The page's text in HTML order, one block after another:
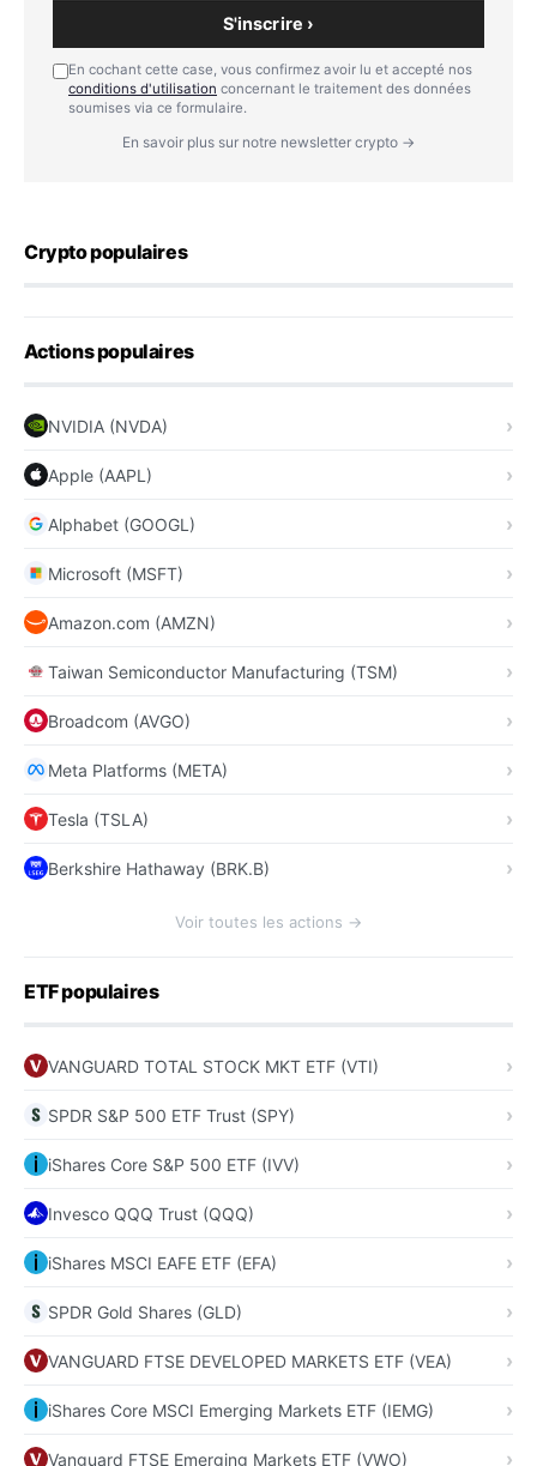
S'inscrire ›
En cochant cette case, vous confirmez avoir lu et accepté nos
conditions d'utilisation concernant le traitement des données
soumises via ce formulaire.
En savoir plus sur notre newsletter crypto →
Crypto populaires
Actions populaires
NVIDIA (NVDA)
Apple (AAPL)
Alphabet (GOOGL)
Microsoft (MSFT)
Amazon.com (AMZN)
Taiwan Semiconductor Manufacturing (TSM)
Broadcom (AVGO)
Meta Platforms (META)
Tesla (TSLA)
Berkshire Hathaway (BRK.B)
Voir toutes les actions →
ETF populaires
VANGUARD TOTAL STOCK MKT ETF (VTI)
SPDR S&P 500 ETF Trust (SPY)
iShares Core S&P 500 ETF (IVV)
Invesco QQQ Trust (QQQ)
iShares MSCI EAFE ETF (EFA)
SPDR Gold Shares (GLD)
VANGUARD FTSE DEVELOPED MARKETS ETF (VEA)
iShares Core MSCI Emerging Markets ETF (IEMG)
Vanguard FTSE Emerging Markets ETF (VWO)